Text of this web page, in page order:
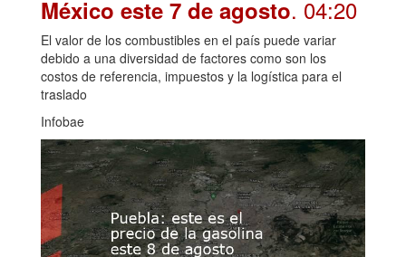
México este 7 de agosto. 04:20
El valor de los combustibles en el país puede variar
debido a una diversidad de factores como son los
costos de referencia, impuestos y la logística para el
traslado
Infobae